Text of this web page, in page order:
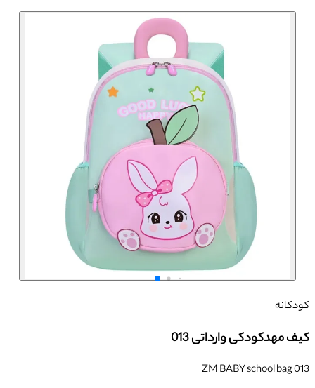
کودکانه
کیف مهدکودکی وارداتی 013
ZM BABY school bag 013